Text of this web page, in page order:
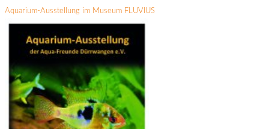
Aquarium-Ausstellung im Museum FLUVIUS